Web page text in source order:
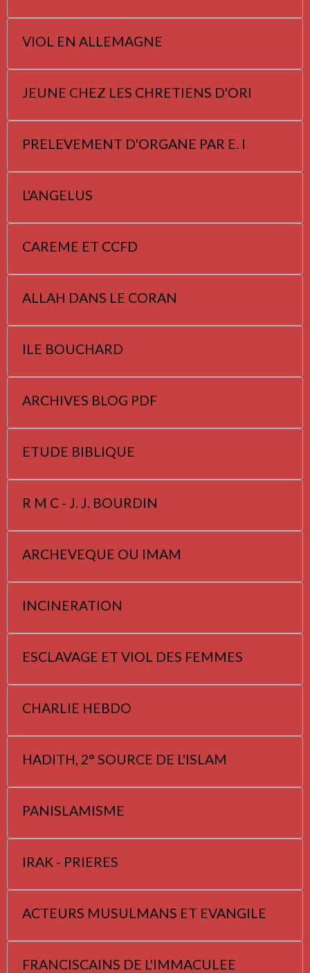
VIOL EN ALLEMAGNE
JEUNE CHEZ LES CHRETIENS D'ORI
PRELEVEMENT D'ORGANE PAR E. I
L'ANGELUS
CAREME ET CCFD
ALLAH DANS LE CORAN
ILE BOUCHARD
ARCHIVES BLOG PDF
ETUDE BIBLIQUE
R M C - J. J. BOURDIN
ARCHEVEQUE OU IMAM
INCINERATION
ESCLAVAGE ET VIOL DES FEMMES
CHARLIE HEBDO
HADITH, 2° SOURCE DE L'ISLAM
PANISLAMISME
IRAK - PRIERES
ACTEURS MUSULMANS ET EVANGILE
FRANCISCAINS DE L'IMMACULEE